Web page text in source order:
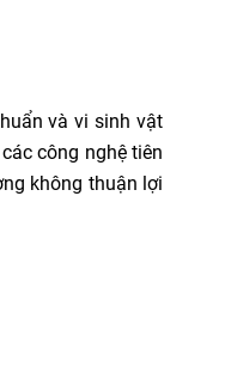
và vi sinh vật
công nghệ tiên
không thuận lợi